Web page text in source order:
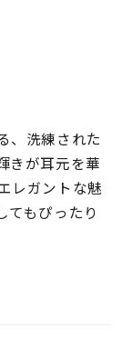
、洗練された
きが耳元を華
レガントな魅
てもぴったり